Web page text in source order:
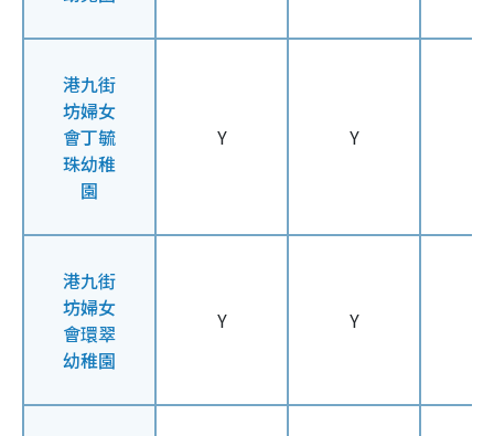
港九街
坊婦女
會丁毓
珠幼稚
園
Y Y
港九街
坊婦女
會環翠
幼稚園
Y Y